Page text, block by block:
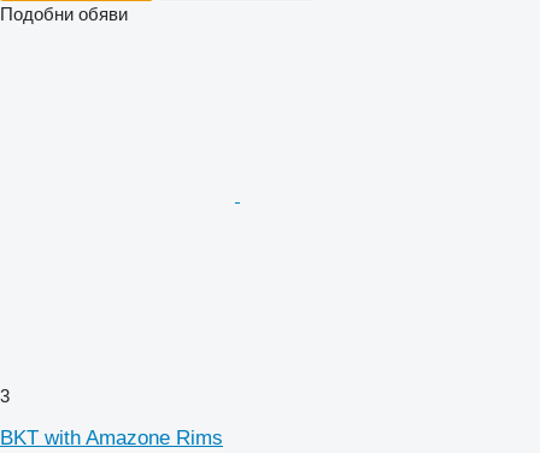
Подобни обяви
3
BKT with Amazone Rims